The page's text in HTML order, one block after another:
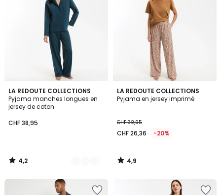
LA REDOUTE COLLECTIONS
Pyjama manches longues en
jersey de coton
CHF 38,95
4,2
/ 5
2
Couleurs
4,2
/
LA REDOUTE COLLECTIONS
Pyjama en jersey imprimé
CHF 32,95
CHF 26,36 -20%
4,9
/ 5
4,9
/